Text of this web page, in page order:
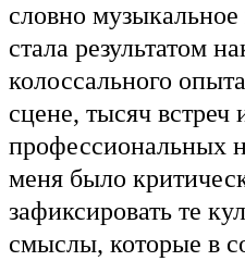
словно
стала результатом
колоссального
сцене, тысяч встреч
профессиональных
меня было
зафиксировать те
смыслы, которые в